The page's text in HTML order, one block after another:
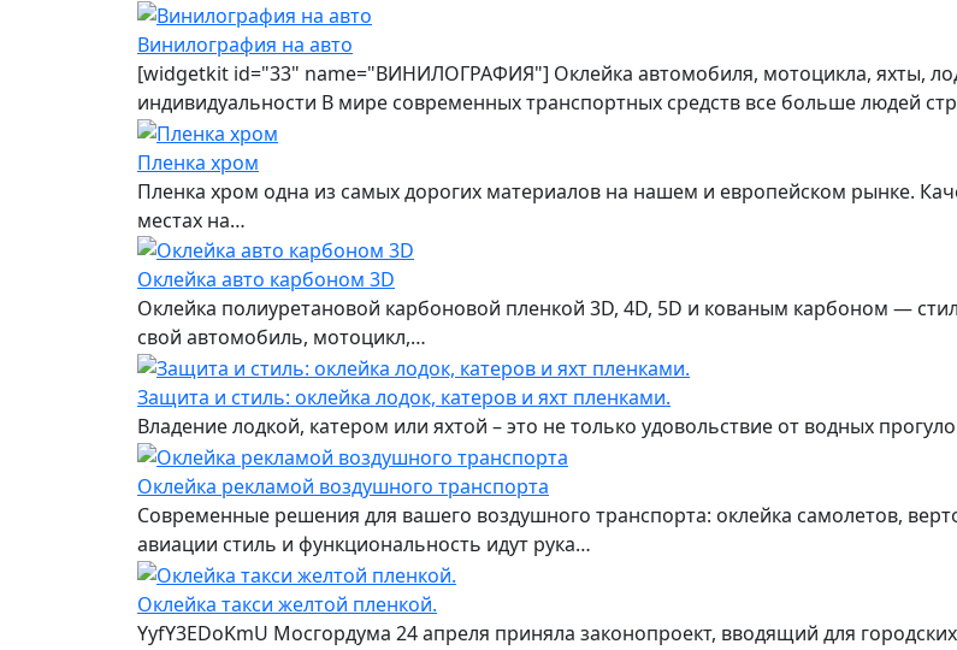
Винилография на авто
[widgetkit id="33" name="ВИНИЛОГРАФИЯ"] Оклейка автомобиля, мотоцикла, яхты,
индивидуальности В мире современных транспортных средств все больше людей
Пленка хром
Пленка хром одна из самых дорогих материалов на нашем и европейском рынке.
местах на…
Оклейка авто карбоном 3D
Оклейка полиуретановой карбоновой пленкой 3D, 4D, 5D и кованым карбоном —
свой автомобиль, мотоцикл,…
Защита и стиль: оклейка лодок, катеров и яхт пленками.
Владение лодкой, катером или яхтой – это не только удовольствие от водных
Оклейка рекламой воздушного транспорта
Современные решения для вашего воздушного транспорта: оклейка самолетов,
авиации стиль и функциональность идут рука…
Оклейка такси желтой пленкой.
YyfY3EDoKmU Мосгордума 24 апреля приняла законопроект, вводящий для